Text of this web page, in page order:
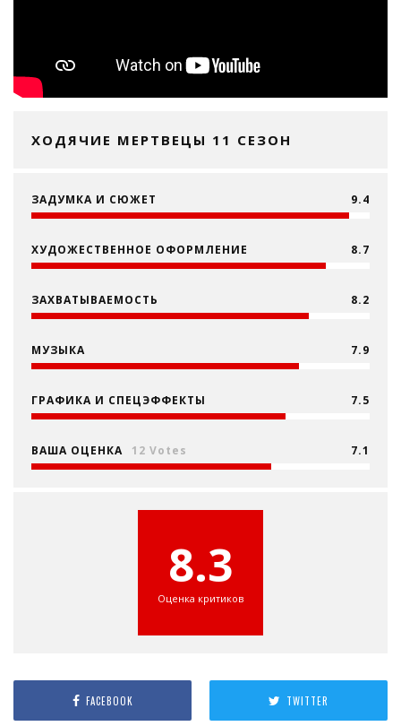
ХОДЯЧИЕ МЕРТВЕЦЫ 11 СЕЗОН
ЗАДУМКА И СЮЖЕТ 9.4
ХУДОЖЕСТВЕННОЕ ОФОРМЛЕНИЕ 8.7
ЗАХВАТЫВАЕМОСТЬ 8.2
МУЗЫКА 7.9
ГРАФИКА И СПЕЦЭФФЕКТЫ 7.5
ВАША ОЦЕНКА 12 Votes 7.1
8.3
Оценка критиков
FACEBOOK TWITTER